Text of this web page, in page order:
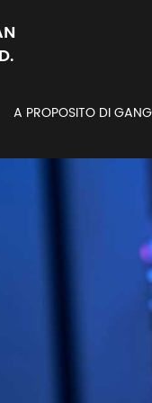
A PROPOSITO DI